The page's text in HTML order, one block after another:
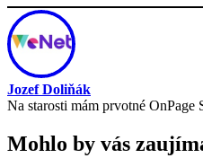
Jozef Doliňák
Na starosti mám prvotné
Mohlo by vás